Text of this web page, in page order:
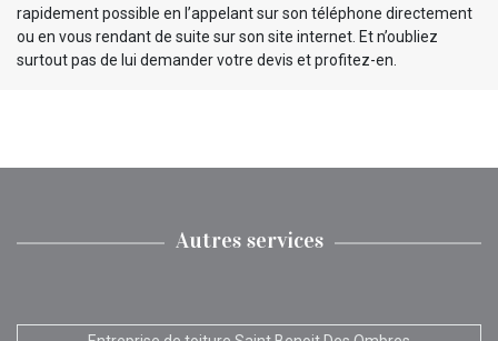
rapidement possible en l’appelant sur son téléphone directement
ou en vous rendant de suite sur son site internet. Et n’oubliez
surtout pas de lui demander votre devis et profitez-en.
Autres services